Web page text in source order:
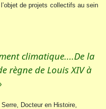
de projets collectifs au sein
climatique....De la
règne de Louis XIV à
Docteur en Histoire,